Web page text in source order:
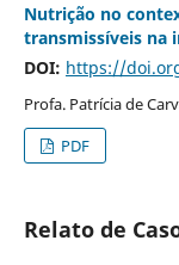
Nutrição no
transmissíveis na
DOI: https://
Profa. Patrícia de
PDF
Relato de